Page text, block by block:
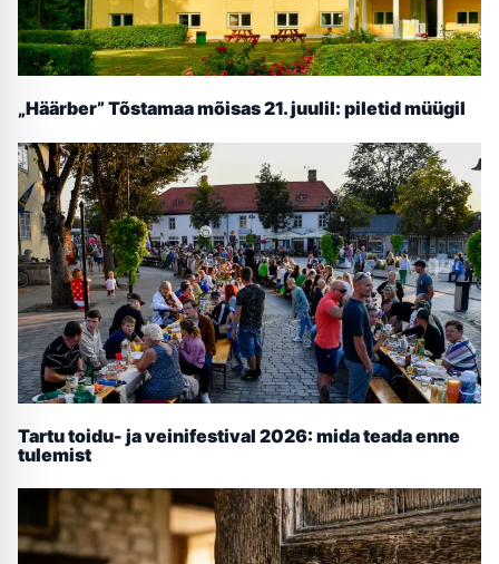
„Häärber” Tõstamaa mõisas 21. juulil: piletid müügil
Tartu toidu- ja veinifestival 2026: mida teada enne
tulemist